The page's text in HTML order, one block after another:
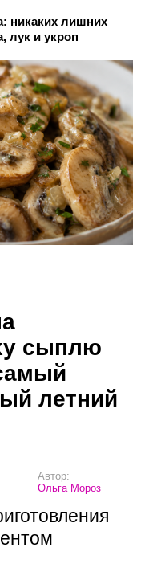
никаких лишних
лук и укроп
сыплю
летний
Автор:
Ольга Мороз